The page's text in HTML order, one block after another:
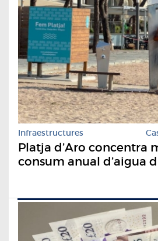
Infraestructures
​Platja d’Aro concentra
consum anual d’aigua